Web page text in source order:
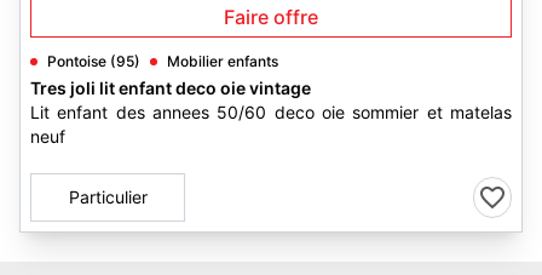
Faire offre
Pontoise (95) Mobilier enfants
Tres joli lit enfant deco oie vintage
Lit enfant des annees 50/60 deco oie sommier et matelas
neuf
Particulier